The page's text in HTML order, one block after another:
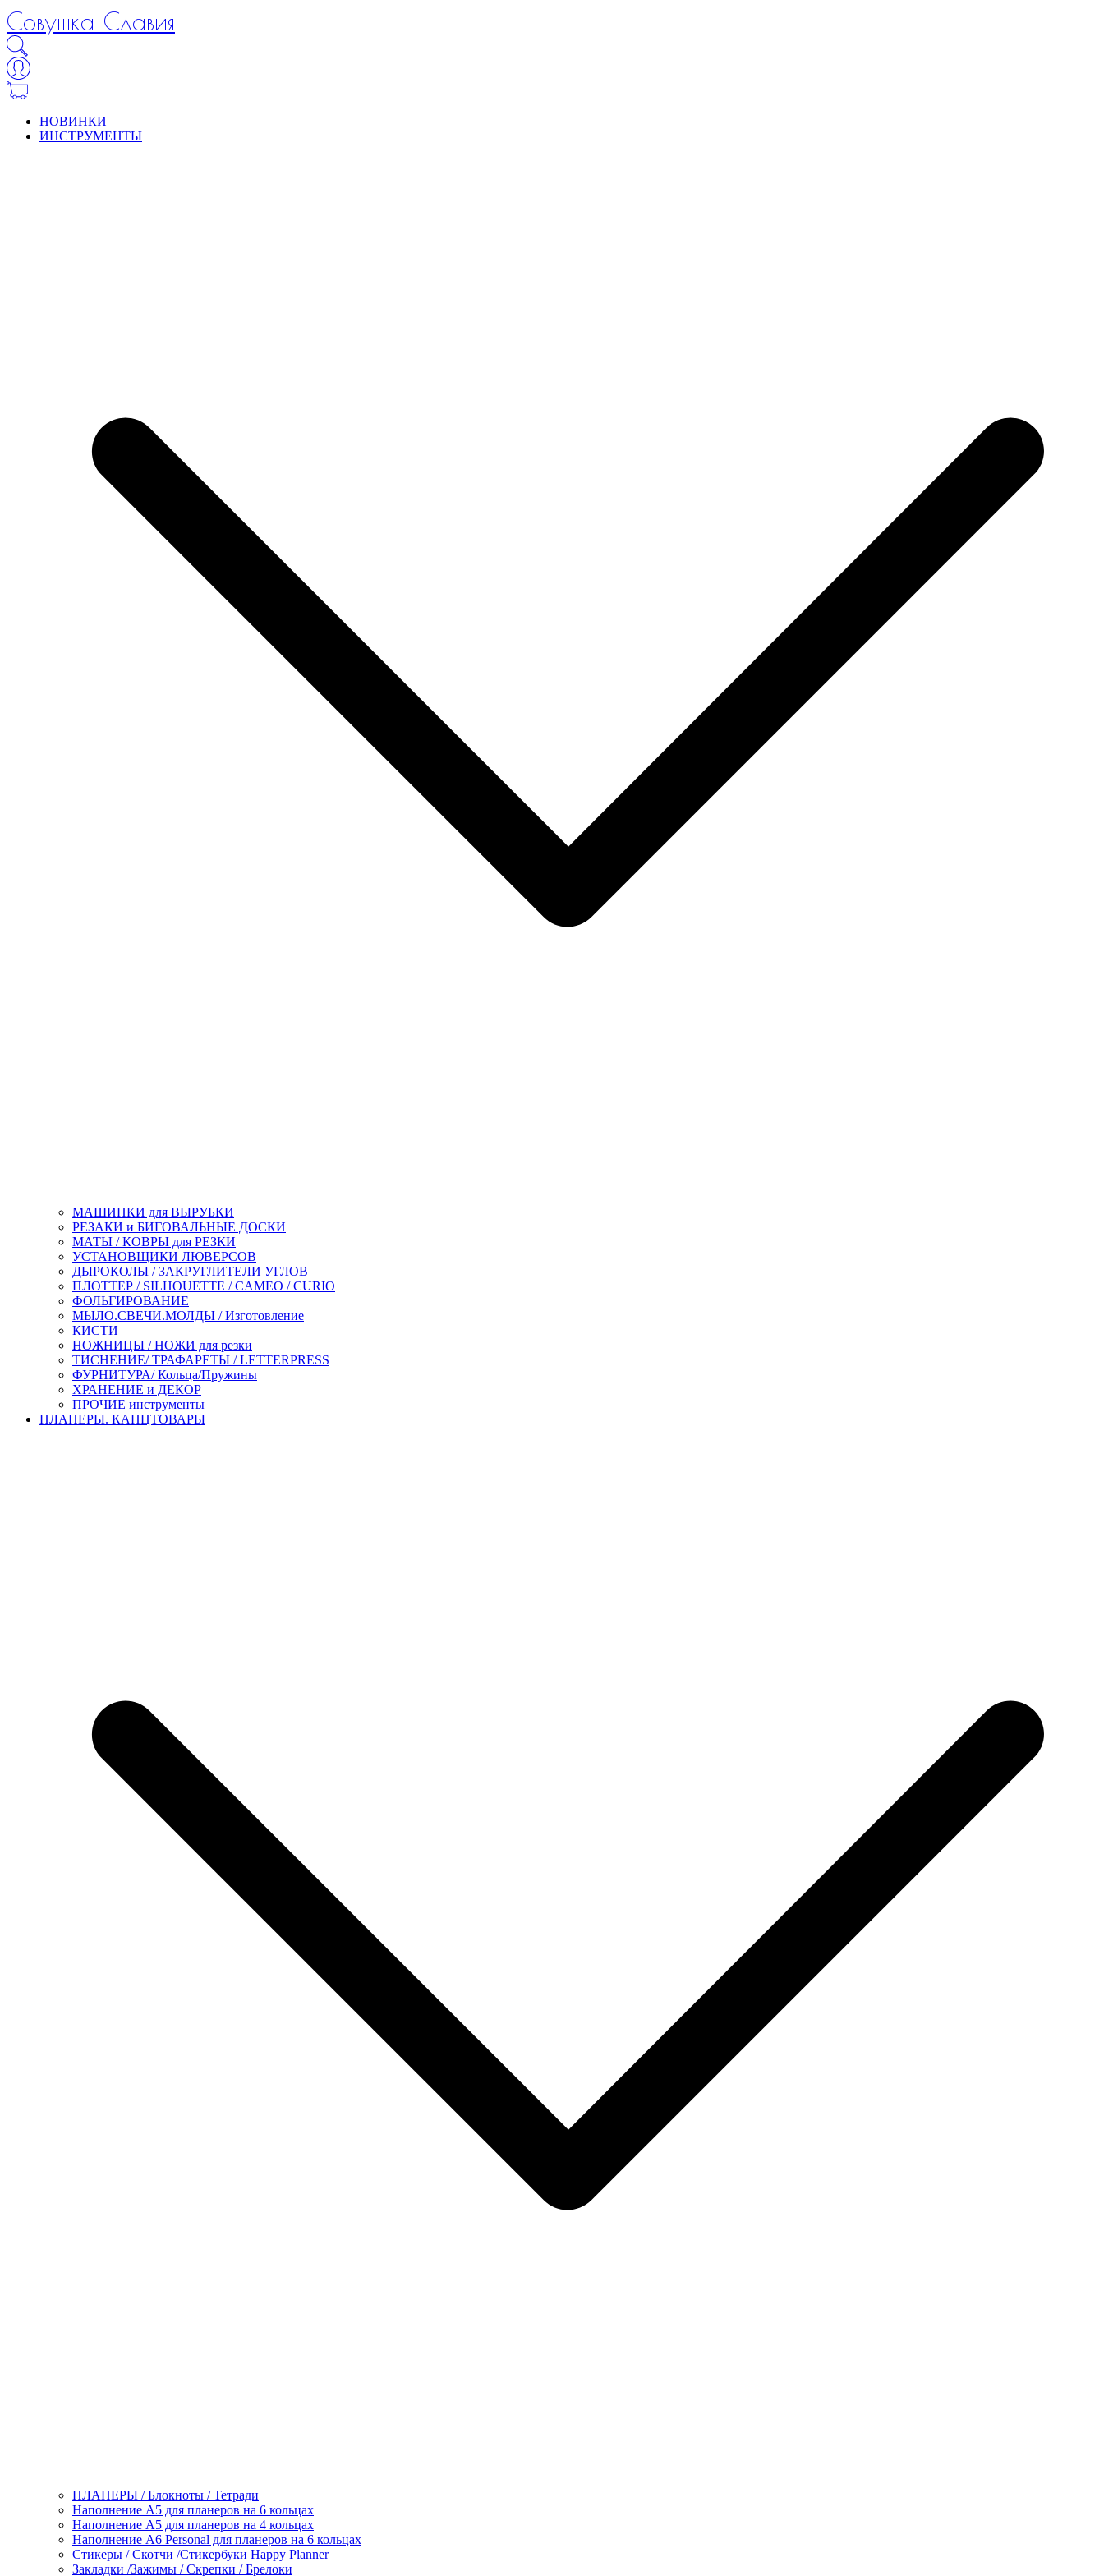
Совушка Славия
НОВИНКИ
ИНСТРУМЕНТЫ
МАШИНКИ для ВЫРУБКИ
РЕЗАКИ и БИГОВАЛЬНЫЕ ДОСКИ
МАТЫ / КОВРЫ для РЕЗКИ
УСТАНОВЩИКИ ЛЮВЕРСОВ
ДЫРОКОЛЫ / ЗАКРУГЛИТЕЛИ УГЛОВ
ПЛОТТЕР / SILHOUETTE / CAMEO / CURIO
ФОЛЬГИРОВАНИЕ
МЫЛО.СВЕЧИ.МОЛДЫ / Изготовление
КИСТИ
НОЖНИЦЫ / НОЖИ для резки
ТИСНЕНИЕ/ ТРАФАРЕТЫ / LETTERPRESS
ФУРНИТУРА/ Кольца/Пружины
ХРАНЕНИЕ и ДЕКОР
ПРОЧИЕ инструменты
ПЛАНЕРЫ. КАНЦТОВАРЫ
ПЛАНЕРЫ / Блокноты / Тетради
Наполнение А5 для планеров на 6 кольцах
Наполнение А5 для планеров на 4 кольцах
Наполнение А6 Personal для планеров на 6 кольцах
Стикеры / Скотчи /Стикербуки Happy Planner
Закладки /Зажимы / Скрепки / Брелоки